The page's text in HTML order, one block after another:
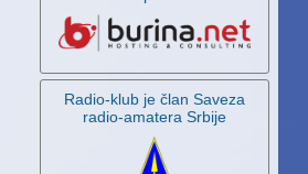
Radio-klub je član Saveza
radio-amatera Srbije